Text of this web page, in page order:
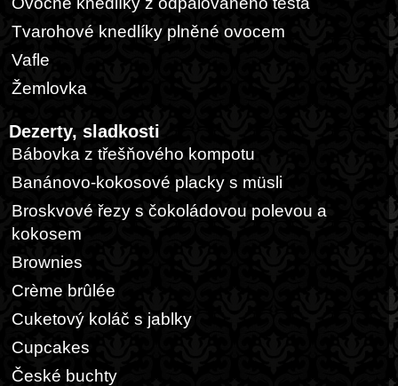
Tvarohové knedlíky plněné ovocem
Vafle
Žemlovka
Dezerty, sladkosti
Bábovka z třešňového kompotu
Banánovo-kokosové placky s müsli
Broskvové řezy s čokoládovou polevou a
kokosem
Brownies
Crème brûlée
Cuketový koláč s jablky
Cupcakes
České buchty